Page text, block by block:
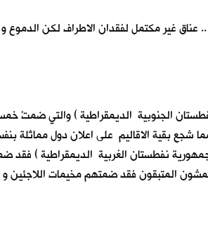
غير مكتمل لفقدان الاطراف لكن الدموع و
نفطستان الجنوبية الديمقراطية ) والتي
شجع بقية الاقاليم على اعلان دول مماثلة
نفطستان الغربية الديمقراطية ) فقد
المتبقون فقد ضمتهم مخيمات اللاجئين